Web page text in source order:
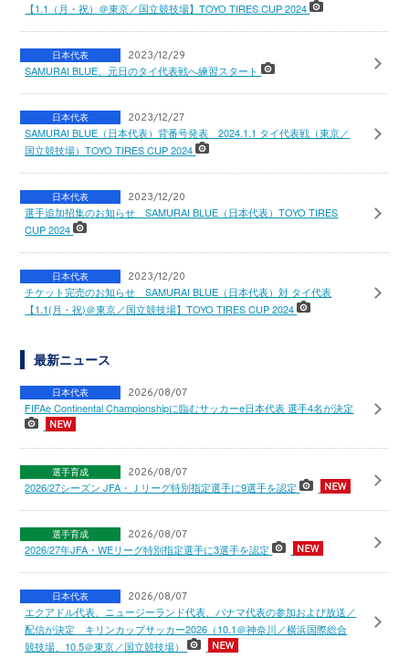
【1.1（月・祝）＠東京／国立競技場】TOYO TIRES CUP 2024
日本代表 2023/12/29
SAMURAI BLUE、元日のタイ代表戦へ練習スタート
日本代表 2023/12/27
SAMURAI BLUE（日本代表）背番号発表 2024.1.1 タイ代表戦（東京／
国立競技場）TOYO TIRES CUP 2024
日本代表 2023/12/20
選手追加招集のお知らせ SAMURAI BLUE（日本代表）TOYO TIRES
CUP 2024
日本代表 2023/12/20
チケット完売のお知らせ SAMURAI BLUE（日本代表）対 タイ代表
【1.1(月・祝)＠東京／国立競技場】TOYO TIRES CUP 2024
最新ニュース
日本代表 2026/08/07
FIFAe Continental Championshipに臨むサッカーe日本代表 選手4名が決定
選手育成 2026/08/07
2026/27シーズン JFA・Ｊリーグ特別指定選手に9選手を認定
選手育成 2026/08/07
2026/27年JFA・WEリーグ特別指定選手に3選手を認定
日本代表 2026/08/07
エクアドル代表、ニュージーランド代表、パナマ代表の参加および放送／
配信が決定 キリンカップサッカー2026（10.1＠神奈川／横浜国際総合
競技場、10.5＠東京／国立競技場）